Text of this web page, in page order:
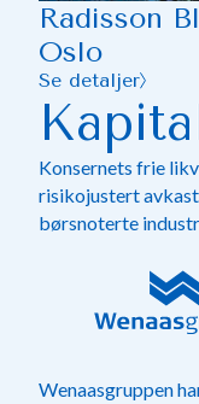
Radisson
Oslo
Se detaljer
Konsernets frie
risikojustert
børsnoterte
I tillegg
attraktive
Wenaasgruppen